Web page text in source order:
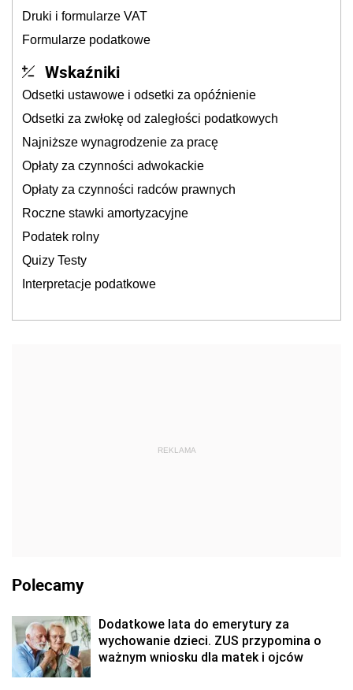
Druki i formularze VAT
Formularze podatkowe
Wskaźniki
Odsetki ustawowe i odsetki za opóźnienie
Odsetki za zwłokę od zaległości podatkowych
Najniższe wynagrodzenie za pracę
Opłaty za czynności adwokackie
Opłaty za czynności radców prawnych
Roczne stawki amortyzacyjne
Podatek rolny
Quizy Testy
Interpretacje podatkowe
REKLAMA
Polecamy
Dodatkowe lata do emerytury za
wychowanie dzieci. ZUS przypomina o
ważnym wniosku dla matek i ojców